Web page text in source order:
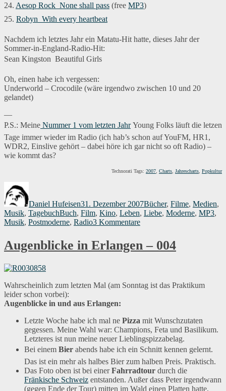
24. Aesop Rock  None shall pass (free MP3)
25. Robyn  With every heartbeat
Nachdem ich letztes Jahr ein Matatu-Hit hatte, dieses Jahr der
Sommer-in-England-Radio-Hit:
Sean Kingston  Beautiful Girls
Oh, einen habe ich vergessen:
Underworld – Crocodile (wäre irgendwo zwischen 10 und 20
gelandet)
—
P.S.: Meine Nummer 1 vom letzten JahrYoung Folks läuft die letzen
Tage immer wieder im Radio (ich hab’s schon auf YouFM, HR1,
WDR2, Einslive gehört – dabei höre ich gar nicht so oft Radio) –
wie kommt das?
Technorati Tags: 2007 Charts Jahrescharts Popkultur
Daniel Hufeisen31. Dezember 2007Bücher, Filme, Medien,
Musik, TagebuchSchlagwörter
Buch, Film, Kino, Leben, Liebe, Moderne, MP3,
Musik, Postmoderne, Radio3 Kommentarezu
Augenblicke in Erlangen – 004
Wahrscheinlich zum letzten Mal (am Sonntag ist das Praktikum
leider schon vorbei):
Augenblicke in und aus Erlangen:
Letzte Woche habe ich mal ne Pizza mit Wunschzutaten
gegessen. Meine Wahl war: Champions, Feta und Basilikum.
Letzteres ist nun meine neuer Lieblingspizzabelag.
Bei einem Bier abends habe ich ein Schnitt kennen gelernt.
Das ist ein mehr als halbes Bier zum halben Preis. Praktisch.
Das Foto oben ist bei einerFahrradtour durch die
Fränkische Schweiz entstanden. Außer dass Peter irgendwann
(gegen Ende der Tour) mitten im Wald einen Platten hatte,